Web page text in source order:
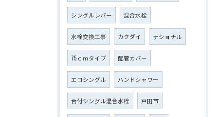
シングルレバー 混合水栓
水栓交換工事 カクダイ ナショナル
75ｃｍタイプ 配管カバー
エコシングル ハンドシャワー
台付シングル混合水栓 戸田市